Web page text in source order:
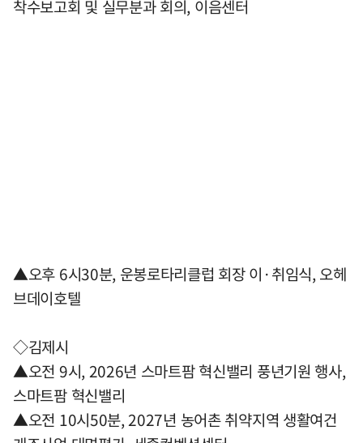
착수보고회 및 실무분과 회의, 이음센터
▲오후 6시30분, 운봉로타리클럽 회장 이·취임식, 오헤
브데이호텔
◇김제시
▲오전 9시, 2026년 스마트팜 혁신밸리 풍년기원 행사,
스마트팜 혁신밸리
▲오전 10시50분, 2027년 농어촌 취약지역 생활여건